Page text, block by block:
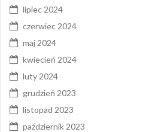
lipiec 2024
czerwiec 2024
maj 2024
kwiecień 2024
luty 2024
grudzień 2023
listopad 2023
październik 2023